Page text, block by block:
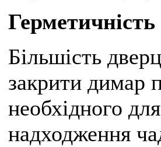
Герметичність
Більшість
закрити димар
необхідного
надходження